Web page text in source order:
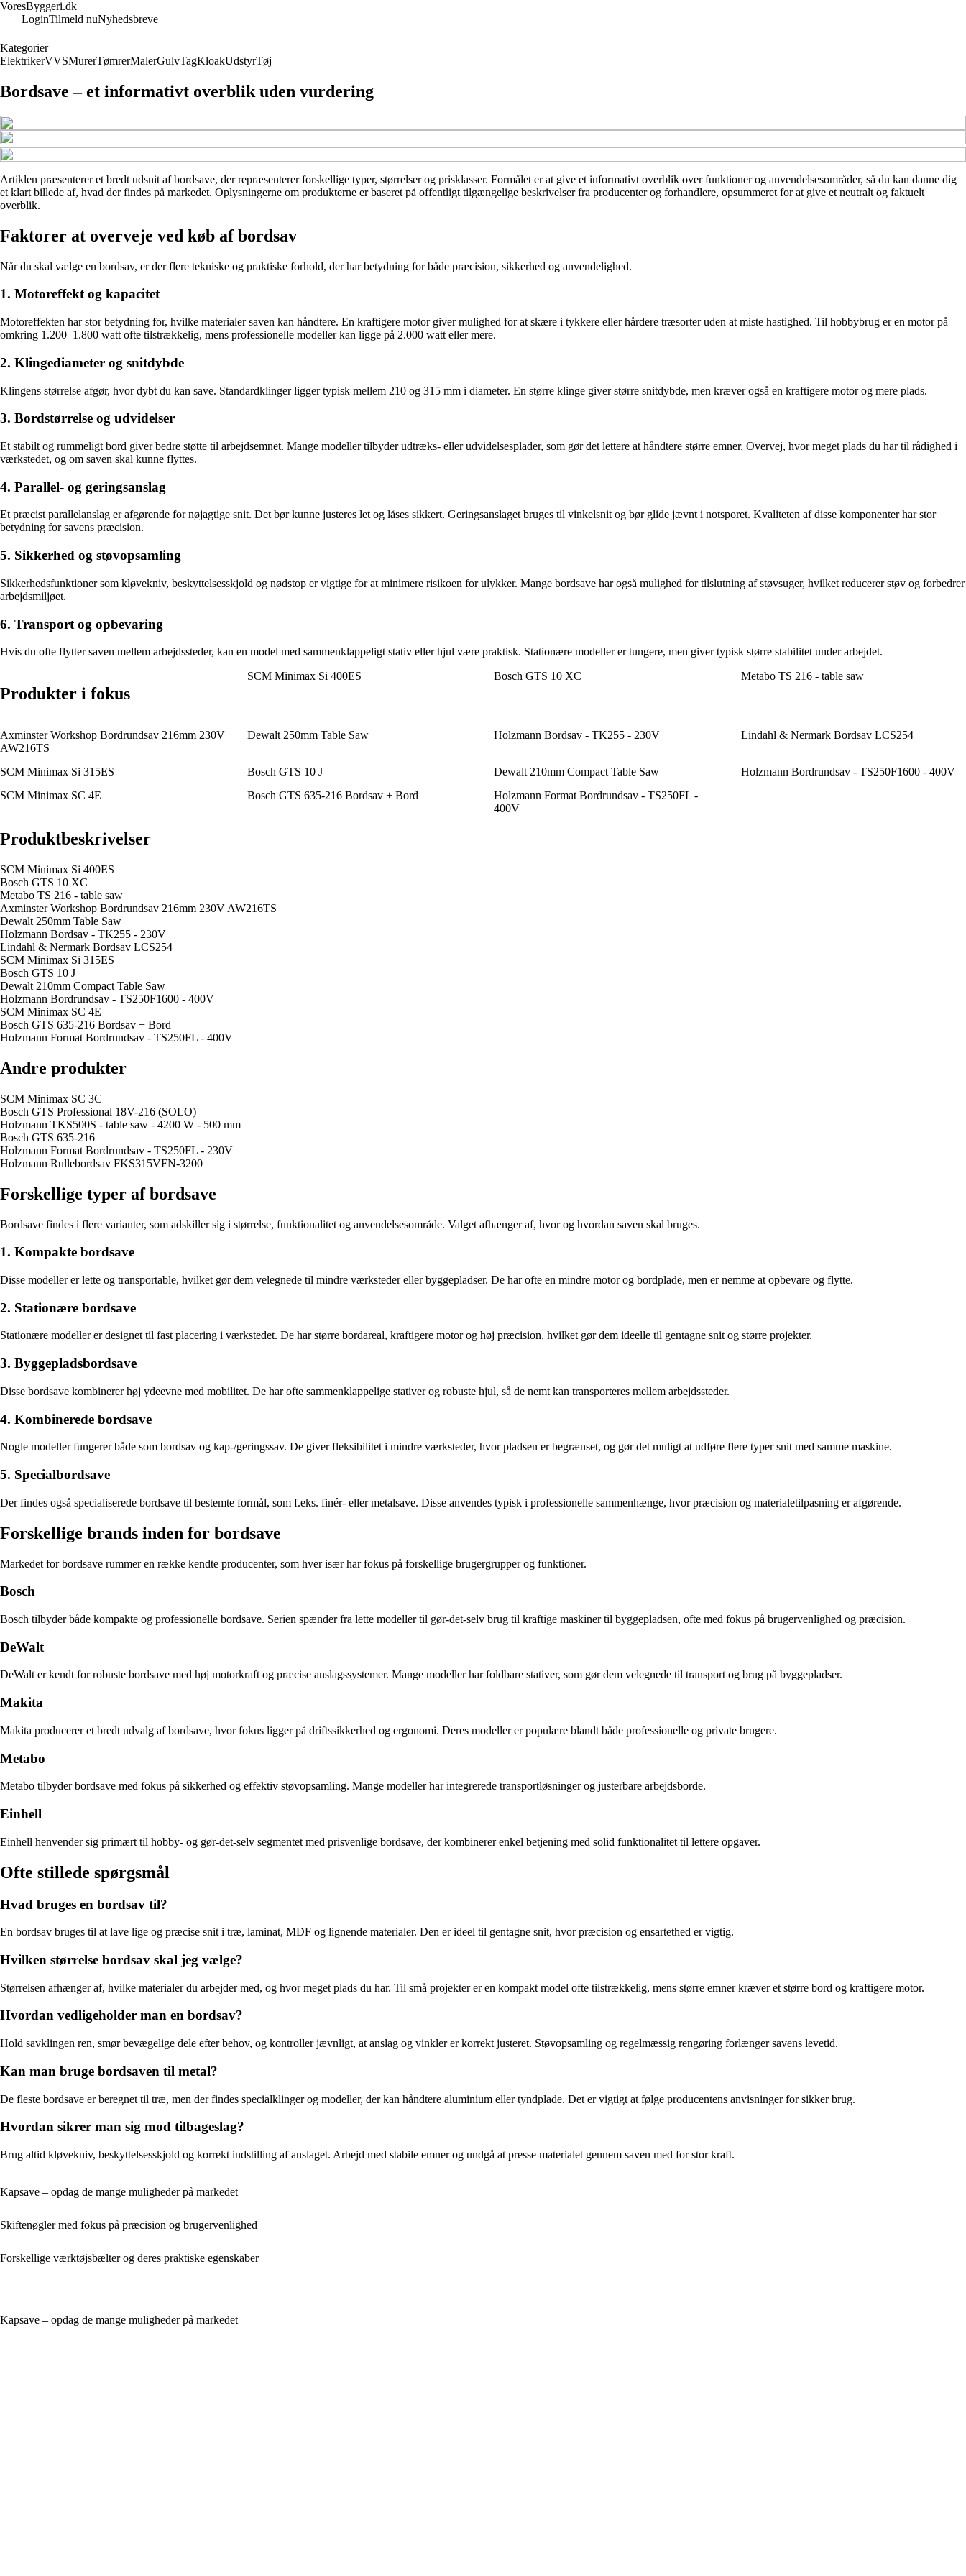
VoresByggeri.dk
LoginTilmeld nuNyhedsbreve
Kategorier
ElektrikerVVSMurerTømrerMalerGulvTagKloakUdstyrTøj
Bordsave – et informativt overblik uden vurdering
Artiklen præsenterer et bredt udsnit af bordsave, der repræsenterer forskellige typer, størrelser og prisklasser. Formålet er at give et informativt overblik over funktioner og anvendelsesområder, så du kan danne dig
et klart billede af, hvad der findes på markedet. Oplysningerne om produkterne er baseret på offentligt tilgængelige beskrivelser fra producenter og forhandlere, opsummeret for at give et neutralt og faktuelt
overblik.
Faktorer at overveje ved køb af bordsav
Når du skal vælge en bordsav, er der flere tekniske og praktiske forhold, der har betydning for både præcision, sikkerhed og anvendelighed.
1. Motoreffekt og kapacitet
Motoreffekten har stor betydning for, hvilke materialer saven kan håndtere. En kraftigere motor giver mulighed for at skære i tykkere eller hårdere træsorter uden at miste hastighed. Til hobbybrug er en motor på
omkring 1.200–1.800 watt ofte tilstrækkelig, mens professionelle modeller kan ligge på 2.000 watt eller mere.
2. Klingediameter og snitdybde
Klingens størrelse afgør, hvor dybt du kan save. Standardklinger ligger typisk mellem 210 og 315 mm i diameter. En større klinge giver større snitdybde, men kræver også en kraftigere motor og mere plads.
3. Bordstørrelse og udvidelser
Et stabilt og rummeligt bord giver bedre støtte til arbejdsemnet. Mange modeller tilbyder udtræks- eller udvidelsesplader, som gør det lettere at håndtere større emner. Overvej, hvor meget plads du har til rådighed i
værkstedet, og om saven skal kunne flyttes.
4. Parallel- og geringsanslag
Et præcist parallelanslag er afgørende for nøjagtige snit. Det bør kunne justeres let og låses sikkert. Geringsanslaget bruges til vinkelsnit og bør glide jævnt i notsporet. Kvaliteten af disse komponenter har stor
betydning for savens præcision.
5. Sikkerhed og støvopsamling
Sikkerhedsfunktioner som kløvekniv, beskyttelsesskjold og nødstop er vigtige for at minimere risikoen for ulykker. Mange bordsave har også mulighed for tilslutning af støvsuger, hvilket reducerer støv og forbedrer
arbejdsmiljøet.
6. Transport og opbevaring
Hvis du ofte flytter saven mellem arbejdssteder, kan en model med sammenklappeligt stativ eller hjul være praktisk. Stationære modeller er tungere, men giver typisk større stabilitet under arbejdet.
Produkter i fokus
SCM Minimax Si 400ES Bosch GTS 10 XC Metabo TS 216 - table saw
Axminster Workshop Bordrundsav 216mm 230V
AW216TS
Dewalt 250mm Table Saw Holzmann Bordsav - TK255 - 230V Lindahl & Nermark Bordsav LCS254
SCM Minimax Si 315ES Bosch GTS 10 J Dewalt 210mm Compact Table Saw
Holzmann Bordrundsav - TS250F1600 - 400V
SCM Minimax SC 4E
Bosch GTS 635-216 Bordsav + Bord
Holzmann Format Bordrundsav - TS250FL -
400V
Produktbeskrivelser
SCM Minimax Si 400ES
Bosch GTS 10 XC
Metabo TS 216 - table saw
Axminster Workshop Bordrundsav 216mm 230V AW216TS
Dewalt 250mm Table Saw
Holzmann Bordsav - TK255 - 230V
Lindahl & Nermark Bordsav LCS254
SCM Minimax Si 315ES
Bosch GTS 10 J
Dewalt 210mm Compact Table Saw
Holzmann Bordrundsav - TS250F1600 - 400V
SCM Minimax SC 4E
Bosch GTS 635-216 Bordsav + Bord
Holzmann Format Bordrundsav - TS250FL - 400V
Andre produkter
SCM Minimax SC 3C
Bosch GTS Professional 18V-216 (SOLO)
Holzmann TKS500S - table saw - 4200 W - 500 mm
Bosch GTS 635-216
Holzmann Format Bordrundsav - TS250FL - 230V
Holzmann Rullebordsav FKS315VFN-3200
Forskellige typer af bordsave
Bordsave findes i flere varianter, som adskiller sig i størrelse, funktionalitet og anvendelsesområde. Valget afhænger af, hvor og hvordan saven skal bruges.
1. Kompakte bordsave
Disse modeller er lette og transportable, hvilket gør dem velegnede til mindre værksteder eller byggepladser. De har ofte en mindre motor og bordplade, men er nemme at opbevare og flytte.
2. Stationære bordsave
Stationære modeller er designet til fast placering i værkstedet. De har større bordareal, kraftigere motor og høj præcision, hvilket gør dem ideelle til gentagne snit og større projekter.
3. Byggepladsbordsave
Disse bordsave kombinerer høj ydeevne med mobilitet. De har ofte sammenklappelige stativer og robuste hjul, så de nemt kan transporteres mellem arbejdssteder.
4. Kombinerede bordsave
Nogle modeller fungerer både som bordsav og kap-/geringssav. De giver fleksibilitet i mindre værksteder, hvor pladsen er begrænset, og gør det muligt at udføre flere typer snit med samme maskine.
5. Specialbordsave
Der findes også specialiserede bordsave til bestemte formål, som f.eks. finér- eller metalsave. Disse anvendes typisk i professionelle sammenhænge, hvor præcision og materialetilpasning er afgørende.
Forskellige brands inden for bordsave
Markedet for bordsave rummer en række kendte producenter, som hver især har fokus på forskellige brugergrupper og funktioner.
Bosch
Bosch tilbyder både kompakte og professionelle bordsave. Serien spænder fra lette modeller til gør-det-selv brug til kraftige maskiner til byggepladsen, ofte med fokus på brugervenlighed og præcision.
DeWalt
DeWalt er kendt for robuste bordsave med høj motorkraft og præcise anslagssystemer. Mange modeller har foldbare stativer, som gør dem velegnede til transport og brug på byggepladser.
Makita
Makita producerer et bredt udvalg af bordsave, hvor fokus ligger på driftssikkerhed og ergonomi. Deres modeller er populære blandt både professionelle og private brugere.
Metabo
Metabo tilbyder bordsave med fokus på sikkerhed og effektiv støvopsamling. Mange modeller har integrerede transportløsninger og justerbare arbejdsborde.
Einhell
Einhell henvender sig primært til hobby- og gør-det-selv segmentet med prisvenlige bordsave, der kombinerer enkel betjening med solid funktionalitet til lettere opgaver.
Ofte stillede spørgsmål
Hvad bruges en bordsav til?
En bordsav bruges til at lave lige og præcise snit i træ, laminat, MDF og lignende materialer. Den er ideel til gentagne snit, hvor præcision og ensartethed er vigtig.
Hvilken størrelse bordsav skal jeg vælge?
Størrelsen afhænger af, hvilke materialer du arbejder med, og hvor meget plads du har. Til små projekter er en kompakt model ofte tilstrækkelig, mens større emner kræver et større bord og kraftigere motor.
Hvordan vedligeholder man en bordsav?
Hold savklingen ren, smør bevægelige dele efter behov, og kontroller jævnligt, at anslag og vinkler er korrekt justeret. Støvopsamling og regelmæssig rengøring forlænger savens levetid.
Kan man bruge bordsaven til metal?
De fleste bordsave er beregnet til træ, men der findes specialklinger og modeller, der kan håndtere aluminium eller tyndplade. Det er vigtigt at følge producentens anvisninger for sikker brug.
Hvordan sikrer man sig mod tilbageslag?
Brug altid kløvekniv, beskyttelsesskjold og korrekt indstilling af anslaget. Arbejd med stabile emner og undgå at presse materialet gennem saven med for stor kraft.
Kapsave – opdag de mange muligheder på markedet
Skiftenøgler med fokus på præcision og brugervenlighed
Forskellige værktøjsbælter og deres praktiske egenskaber
Kapsave – opdag de mange muligheder på markedet